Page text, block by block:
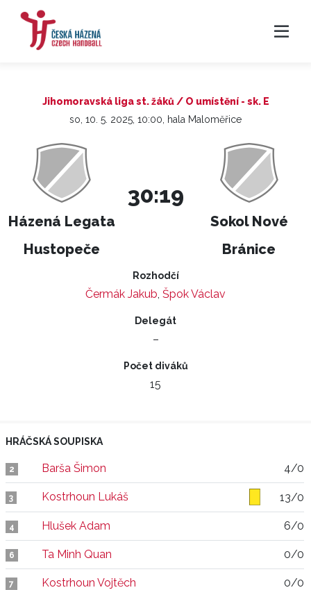
Jihomoravská liga st. žáků / O umístění - sk. E
so, 10. 5. 2025, 10:00, hala Maloměřice
Házená Legata
Hustopeče
30:19
Sokol Nové
Bránice
Rozhodčí
Čermák Jakub, Špok Václav
Delegát
–
Počet diváků
15
HRÁČSKÁ SOUPISKA
2 Barša Šimon 4/0
3 Kostrhoun Lukáš 13/0
4 Hlušek Adam 6/0
6 Ta Minh Quan 0/0
7 Kostrhoun Vojtěch 0/0